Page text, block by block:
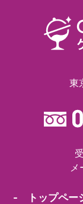
東
- トップペー